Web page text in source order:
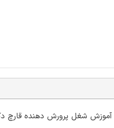
گرديد استاندارد آموزش شغل پرورش دهنده